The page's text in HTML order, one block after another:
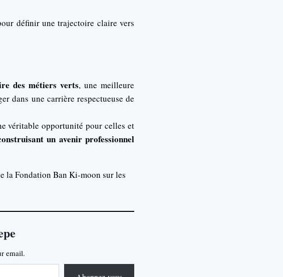
définir une trajectoire claire vers
des métiers verts, une meilleure
dans une carrière respectueuse de
véritable opportunité pour celles et
un avenir professionnel
la Fondation Ban Ki-moon sur les
email.